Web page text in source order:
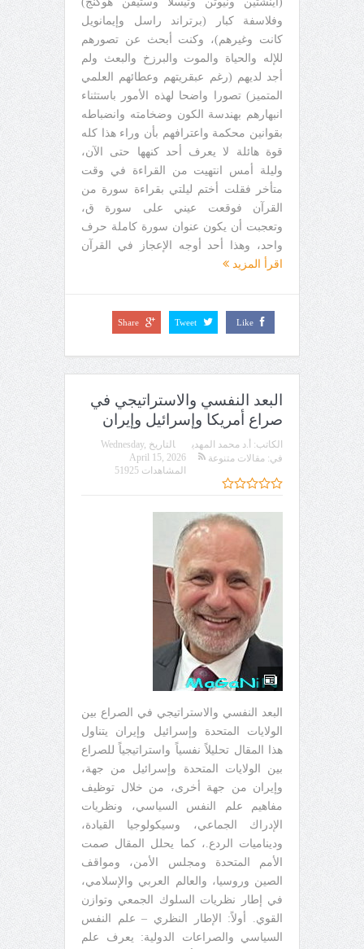
وفلاسفة كبار (برتراند راسل وإيمانويل
كانت وغيرهم)، وكنت أبحث عن تصورهم
للإله والحياة والموت والبرزخ والبعث ولم
أجد لديهم (رغم عبقريتهم وعطائهم العلمي
المتميز) تصورا واضحا لهذه الأمور باستثناء
انبهارهم بهندسة الكون وضخامته وانضباطه
بقوانين محكمة واعترافهم بأن وراء هذا كله
قوة هائلة لا يعرف أحد كنهها حتى الآن،
وليلة أمس انتهيت من القراءة في وقت
متأخر فقلت أختم ليلتي بقراءة سورة من
القرآن فوقعت عيني على سورة ق،
وتعجبت أن يكون عنوان سورة كاملة حرف
واحد، وهذا أحد أوجه الإعجاز في القرآن
اقرأ المزيد
Like
Tweet
Share
البعد النفسي والاستراتيجي في
صراع أمريكا وإسرائيل وإيران
الكاتب: أ.د محمد المهدي التاريخ Wednesday,
April 15, 2026
في: مقالات متنوعة
المشاهدات 51925
البعد النفسي والاستراتيجي في الصراع بين
الولايات المتحدة وإسرائيل وإيران يتناول
هذا المقال تحليلاً نفسياً واستراتيجياً للصراع
بين الولايات المتحدة وإسرائيل من جهة،
وإيران من جهة أخرى، من خلال توظيف
مفاهيم علم النفس السياسي، ونظريات
الإدراك الجماعي، وسيكولوجيا القيادة،
وديناميات الردع.، كما يحلل المقال صمت
الأمم المتحدة ومجلس الأمن، ومواقف
الصين وروسيا، والعالم العربي والإسلامي،
في إطار نظريات السلوك الجمعي وتوازن
القوي. أولاً: الإطار النظري – علم النفس
السياسي والصراعات الدولية: يعرف علم